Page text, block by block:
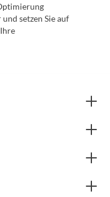
setzen Sie auf